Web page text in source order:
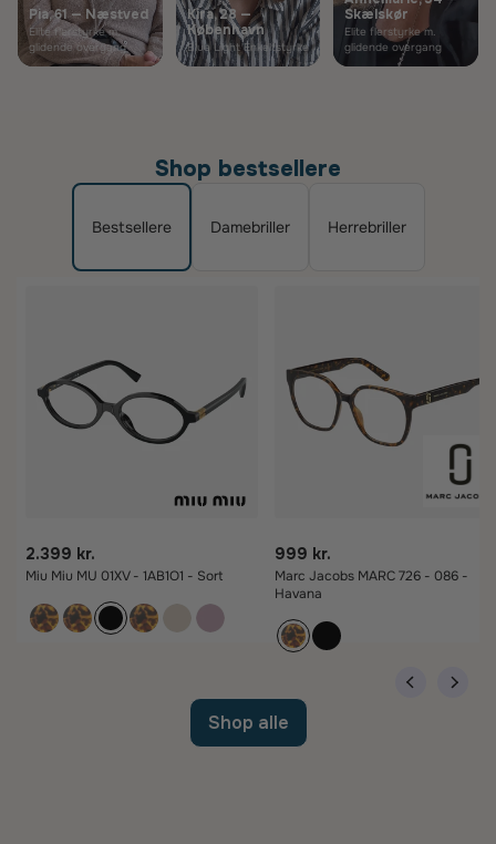
Pia, 61 — Næstved
Elite flerstyrke m.
glidende overgang
Kira, 28 —
København
Blue Light Enkeltstyrke
Skælskør
Elite flerstyrke m.
glidende overgang
Shop bestsellere
Bestsellere Damebriller Herrebriller
2.399 kr.
Miu Miu MU 01XV - 1AB1O1 - Sort
999 kr.
Marc Jacobs MARC 726 - 086 -
Havana
Shop alle